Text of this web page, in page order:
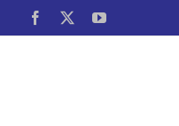
Facebook YouTube